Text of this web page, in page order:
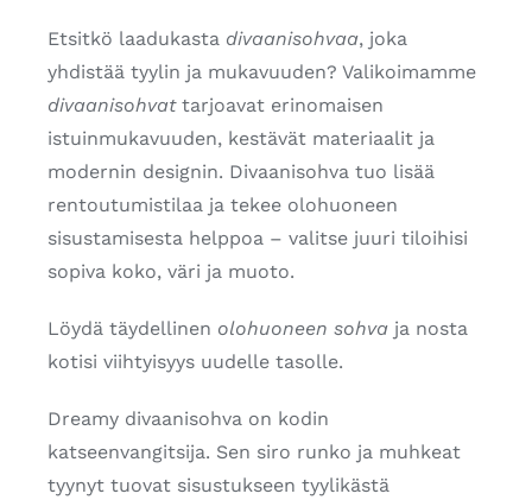
Etsitkö laadukasta divaanisohvaa, joka
yhdistää tyylin ja mukavuuden? Valikoimamme
divaanisohvattarjoavat erinomaisen
istuinmukavuuden, kestävät materiaalit ja
modernin designin. Divaanisohva tuo lisää
rentoutumistilaa ja tekee olohuoneen
sisustamisesta helppoa – valitse juuri tiloihisi
sopiva koko, väri ja muoto.
Löydä täydellinen olohuoneen sohvaja nosta
kotisi viihtyisyys uudelle tasolle.
Dreamy divaanisohva on kodin
katseenvangitsija. Sen siro runko ja muhkeat
tyynyt tuovat sisustukseen tyylikästä